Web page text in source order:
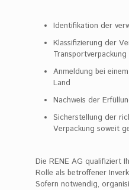
Identifikation der
Klassifizierung der
Transportverpackung
Anmeldung bei
Land
Nachweis der
Sicherstellung der
Verpackung soweit
Die RENE AG qualifiziert
Rolle als betroffener
Sofern notwendig,